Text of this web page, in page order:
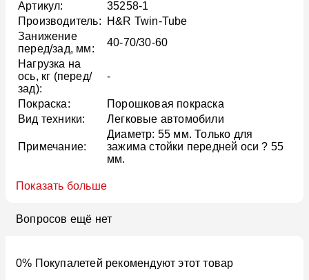
Артикул:
35258-1
Производитель:
H&R Twin-Tube
Занижение
перед/зад, мм:
40-70/30-60
Нагрузка на
ось, кг (перед/
зад):
-
Покраска:
Порошковая покраска
Вид техники:
Легковые автомобили
Примечание:
Диаметр: 55 мм. Только для
зажима стойки передней оси ? 55
мм.
Показать больше
Вопросов ещё нет
0% Покупалетей рекомендуют этот товар